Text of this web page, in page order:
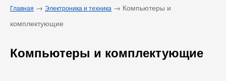
Главная → Электроника и техника → Компьютеры и
комплектующие
Компьютеры и комплектующие